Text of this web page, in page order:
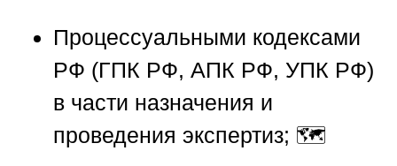
Процессуальными кодексами
РФ (ГПК РФ, АПК РФ, УПК РФ)
в части назначения и
проведения экспертиз; 🗺️